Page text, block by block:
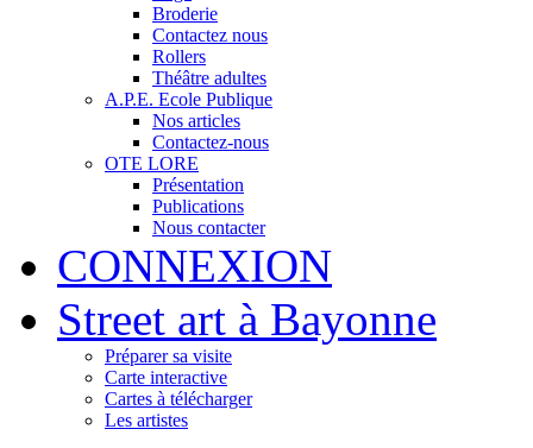
Broderie
Contactez nous
Rollers
Théâtre adultes
A.P.E. Ecole Publique
Nos articles
Contactez-nous
OTE LORE
Présentation
Publications
Nous contacter
CONNEXION
Street art à Bayonne
Préparer sa visite
Carte interactive
Cartes à télécharger
Les artistes